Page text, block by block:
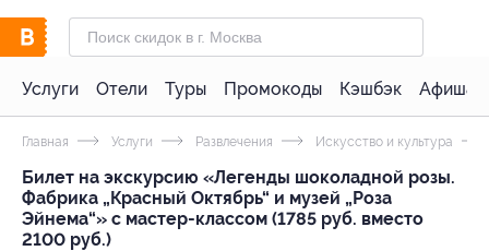
Услуги Отели Туры Промокоды Кэшбэк Афиша
Главная Услуги Развлечения Искусство и культура
Билет на экскурсию «Легенды шоколадной розы.
Фабрика „Красный Октябрь“ и музей „Роза
Эйнема“» с мастер-классом (1785 руб. вместо
2100 руб.)